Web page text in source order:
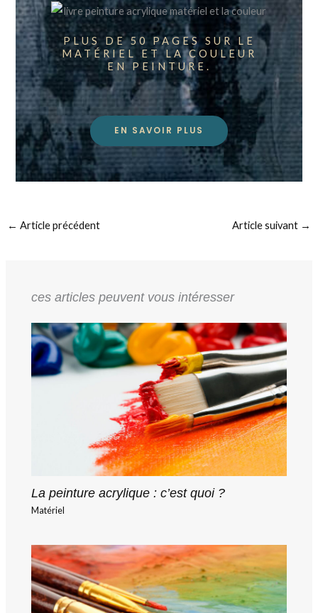
PLUS DE 50 PAGES SUR LE
MATÉRIEL ET LA COULEUR
EN PEINTURE.
EN SAVOIR PLUS
← Article précédent Article suivant →
ces articles peuvent vous intéresser
La peinture acrylique : c’est quoi ?
Matériel